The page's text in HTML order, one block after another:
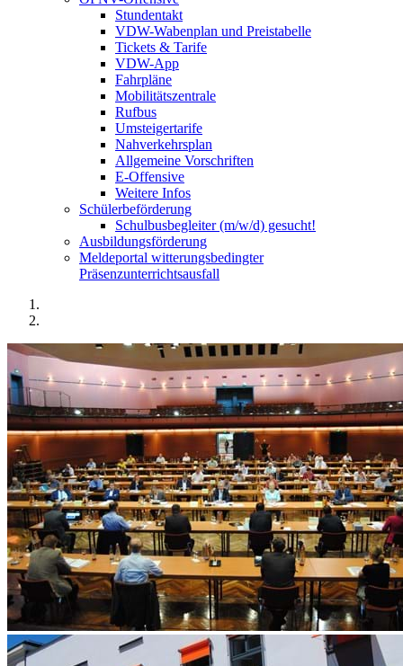
Stundentakt
VDW-Wabenplan und Preistabelle
Tickets & Tarife
VDW-App
Fahrpläne
Mobilitätszentrale
Rufbus
Umsteigertarife
Nahverkehrsplan
Allgemeine Vorschriften
E-Offensive
Weitere Infos
Schülerbeförderung
Schulbusbegleiter (m/w/d) gesucht!
Ausbildungsförderung
Meldeportal witterungsbedingter
Präsenzunterrichtsausfall